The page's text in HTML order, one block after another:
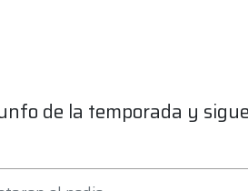
de la temporada y